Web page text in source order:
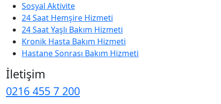
Sosyal Aktivite
24 Saat Hemşire Hizmeti
24 Saat Yaşlı Bakım Hizmeti
Kronik Hasta Bakım Hizmeti
Hastane Sonrası Bakım Hizmeti
İletişim
0216 455 7 200